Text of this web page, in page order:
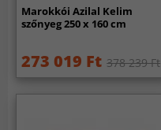
Marokkói Azilal Kelim
szőnyeg 250 x 160 cm
273 019 Ft 378 239 Ft